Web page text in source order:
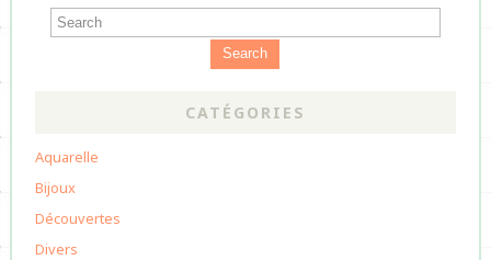
Search
CATÉGORIES
Aquarelle
Bijoux
Découvertes
Divers